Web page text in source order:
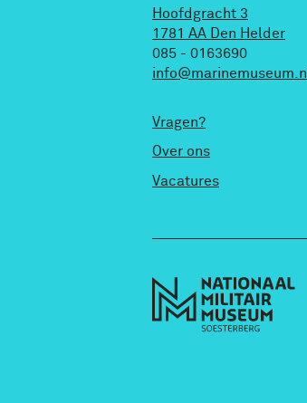
Hoofdgracht 3
1781 AA Den Helder
085 - 0163690
info@marinemuseum.nl
Vragen?
Over ons
Vacatures